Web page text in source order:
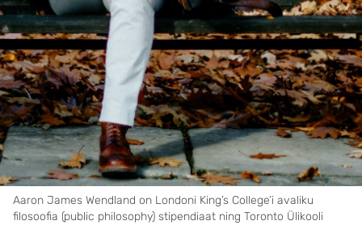
Aaron James Wendland on Londoni King’s College’i avaliku
filosoofia (public philosophy) stipendiaat ning Toronto Ülikooli